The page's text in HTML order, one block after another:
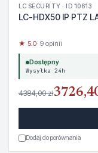
LC SECURITY · ID 10613
LC-HDX50 IP PTZ
★ 5.0· 9 opinii
Dostępny
Wysyłka 24h
4384,00 zł
Dodaj do porównania